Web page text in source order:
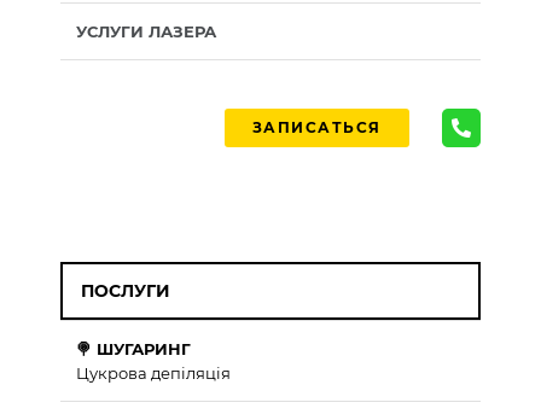
УСЛУГИ ЛАЗЕРА
ЗАПИСАТЬСЯ
ПОСЛУГИ
🍭 ШУГАРИНГ
Цукрова депіляція